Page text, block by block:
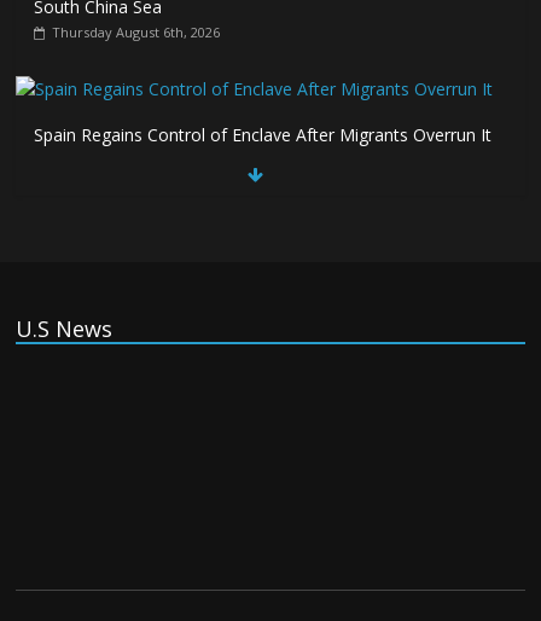
South China Sea
Thursday August 6th, 2026
Spain Regains Control of Enclave After Migrants Overrun It
Thursday August 6th, 2026
U.S News